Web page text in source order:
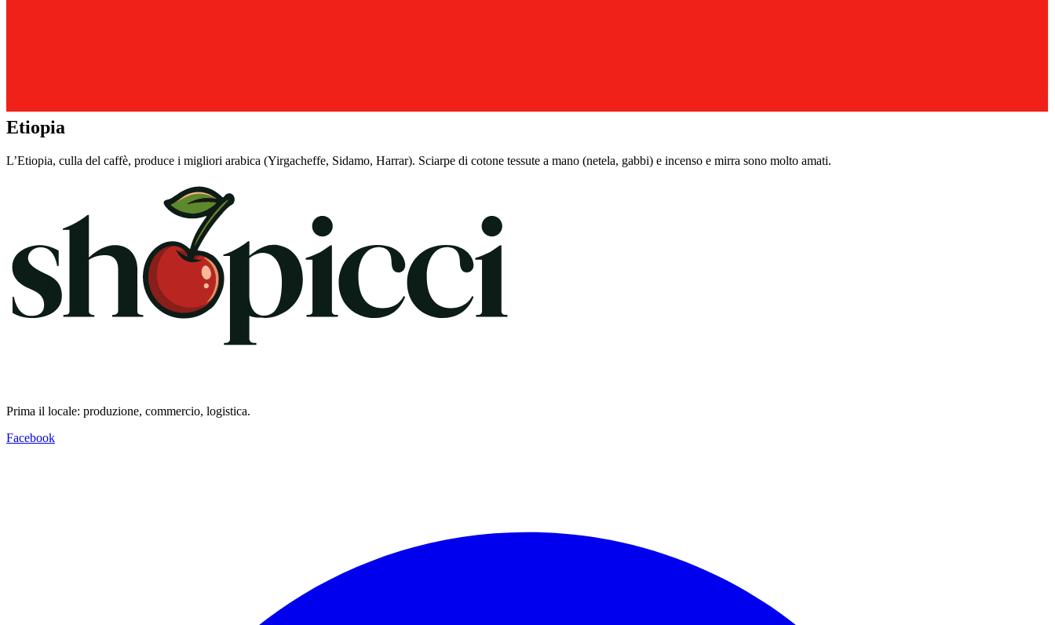
Etiopia
L’Etiopia, culla del caffè, produce i migliori arabica (Yirgacheffe, Sidamo, Harrar). Sciarpe di cotone tessute a mano (netela, gabbi) e incenso e mirra sono molto amati.
Prima il locale: produzione, commercio, logistica.
Facebook